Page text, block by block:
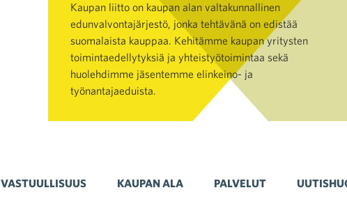
Kaupan liitto on kaupan alan valtakunnallinen
edunvalvontajärjestö, jonka tehtävänä on edistää
suomalaista kauppaa. Kehitämme kaupan yritysten
toimintaedellytyksiä ja yhteistyötoimintaa sekä
huolehdimme jäsentemme elinkeino- ja
työnantajaeduista.
VASTUULLISUUS KAUPAN ALA PALVELUT